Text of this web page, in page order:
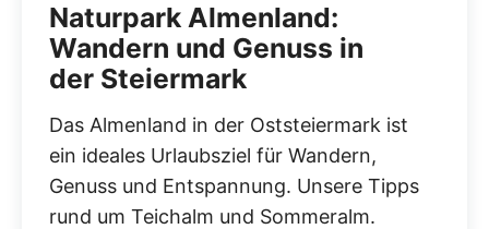
Naturpark Almenland:
Wandern und Genuss in
der Steiermark
Das Almenland in der Oststeiermark ist
ein ideales Urlaubsziel für Wandern,
Genuss und Entspannung. Unsere Tipps
rund um Teichalm und Sommeralm.